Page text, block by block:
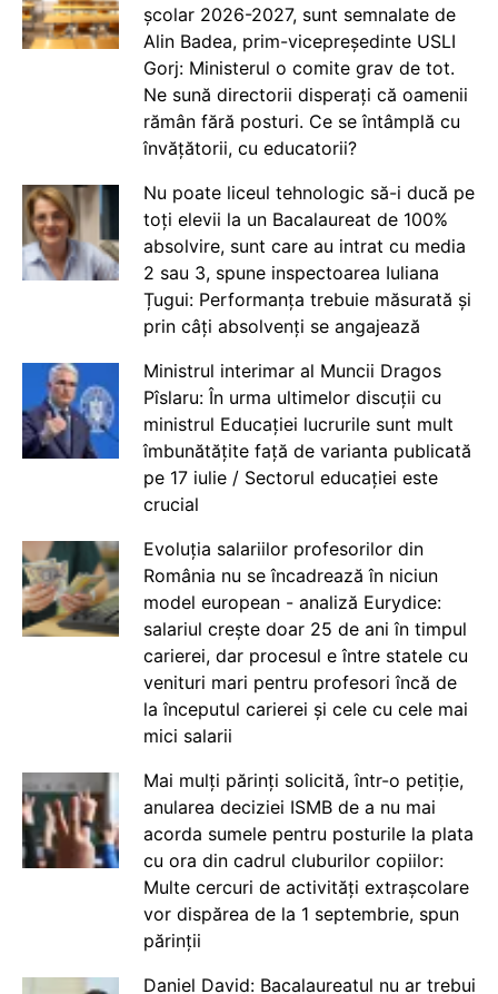
școlar 2026-2027, sunt semnalate de
Alin Badea, prim-vicepreședinte USLI
Gorj: Ministerul o comite grav de tot.
Ne sună directorii disperați că oamenii
rămân fără posturi. Ce se întâmplă cu
învățătorii, cu educatorii?
Nu poate liceul tehnologic să-i ducă pe
toți elevii la un Bacalaureat de 100%
absolvire, sunt care au intrat cu media
2 sau 3, spune inspectoarea Iuliana
Țugui: Performanța trebuie măsurată și
prin câți absolvenți se angajează
Ministrul interimar al Muncii Dragos
Pîslaru: În urma ultimelor discuții cu
ministrul Educației lucrurile sunt mult
îmbunătățite față de varianta publicată
pe 17 iulie / Sectorul educației este
crucial
Evoluția salariilor profesorilor din
România nu se încadrează în niciun
model european - analiză Eurydice:
salariul crește doar 25 de ani în timpul
carierei, dar procesul e între statele cu
venituri mari pentru profesori încă de
la începutul carierei și cele cu cele mai
mici salarii
Mai mulți părinți solicită, într-o petiție,
anularea deciziei ISMB de a nu mai
acorda sumele pentru posturile la plata
cu ora din cadrul cluburilor copiilor:
Multe cercuri de activități extrașcolare
vor dispărea de la 1 septembrie, spun
părinții
Daniel David: Bacalaureatul nu ar trebui